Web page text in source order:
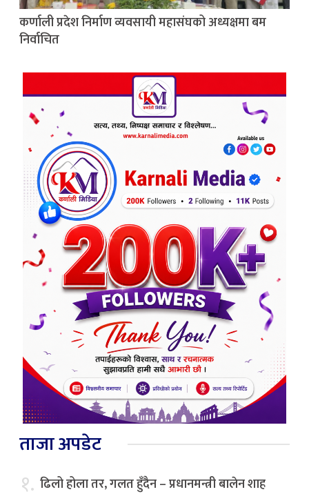
कर्णाली प्रदेश निर्माण व्यवसायी महासंघको अध्यक्षमा बम
निर्वाचित
ताजा अपडेट
१. ढिलो होला तर, गलत हुँदैन – प्रधानमन्त्री बालेन शाह